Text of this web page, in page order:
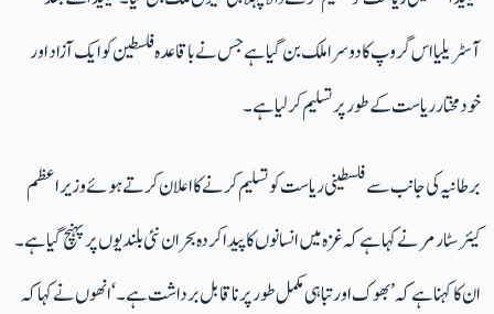
آسٹریلیا اس گروپ کا دوسرا ملک بن گیا ہے جس نے باقاعدہ فلسطین کو ایک آزاد اور
خود مختار ریاست کے طور پر تسلیم کر لیا ہے۔
برطانیہ کی جانب سے فلسطینی ریاست کو تسلیم کرنے کا اعلان کرتے ہوئے وزیر اعظم
کیئر سٹارمر نے کہا ہے کہ غزہ میں انسانوں کا پیدا کردہ بحران نئی بلندیوں پر پہنچ گیا ہے۔
ان کا کہنا ہے کہ ’بھوک اور تباہی مکمل طور پر ناقابل برداشت ہے۔‘ انھوں نے کہا کہ